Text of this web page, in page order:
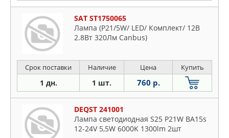
SAT ST1750065
Лампа (P21/5W/ LED/ Комплект/ 12В
2.8Вт 320Лм Canbus)
Срок поставки Наличие Цена Купить
1 дн. 1 шт. 760 р.
DEQST 241001
Лампа светодиодная S25 P21W BA15s
12-24V 5,5W 6000K 1300lm 2шт